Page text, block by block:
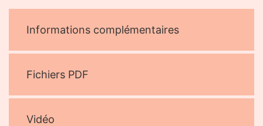
Informations complémentaires
Fichiers PDF
Vidéo